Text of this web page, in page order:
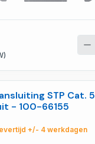
STP Cat.
- 100-66155
+/- 4 werkdagen